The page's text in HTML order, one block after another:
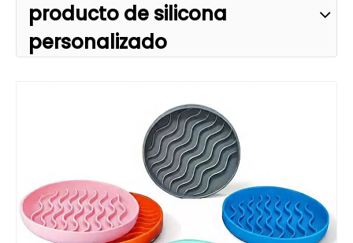
producto de silicona
personalizado